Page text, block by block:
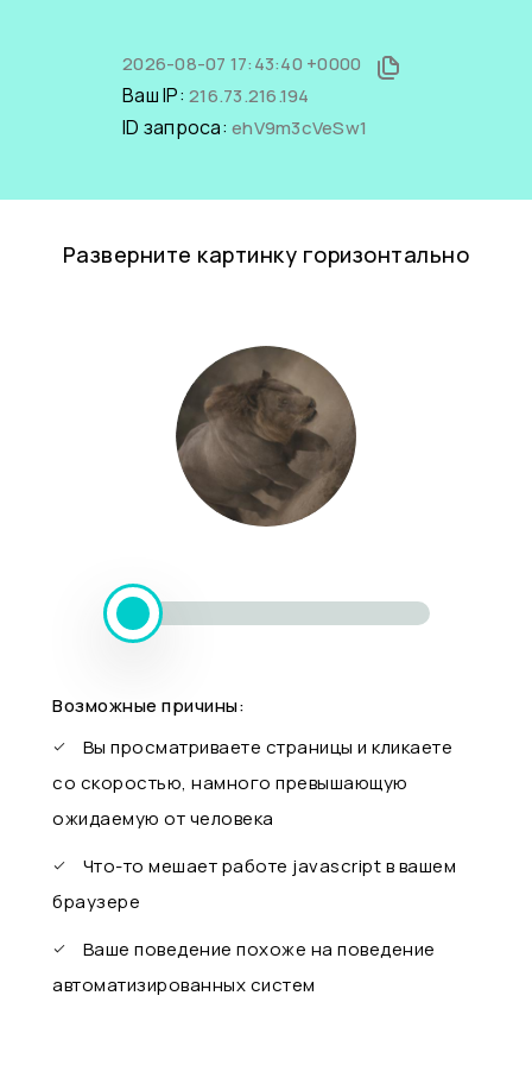
2026-08-07 17:43:40 +0000
Ваш IP: 216.73.216.194
ID запроса: ehV9m3cVeSw1
Разверните картинку горизонтально
Возможные причины:
Вы просматриваете страницы и кликаете
со скоростью, намного превышающую
ожидаемую от человека
Что-то мешает работе javascript в вашем
браузере
Ваше поведение похоже на поведение
автоматизированных систем